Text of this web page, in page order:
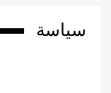
سياسة